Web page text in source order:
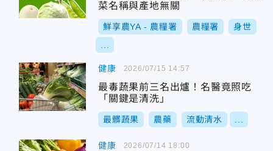
菜名稱與產地無關
鮮享農YA - 農糧署 農糧署 身世
健康
最毒蔬果前三名出爐！名醫竟照吃
「關鍵是清洗」
最髒蔬果 農藥 流動清水
2026/07/15 14:57
健康 2026/07/14 18:00